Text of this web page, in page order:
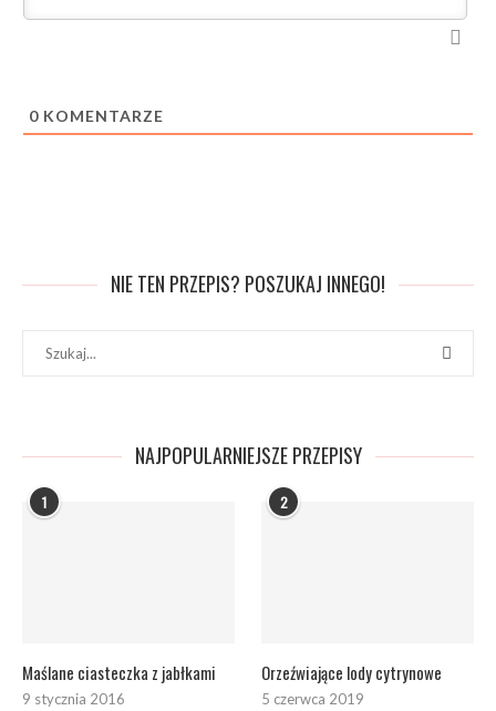
0 KOMENTARZE
NIE TEN PRZEPIS? POSZUKAJ INNEGO!
NAJPOPULARNIEJSZE PRZEPISY
1
Maślane ciasteczka z jabłkami
9 stycznia 2016
2
Orzeźwiające lody cytrynowe
5 czerwca 2019